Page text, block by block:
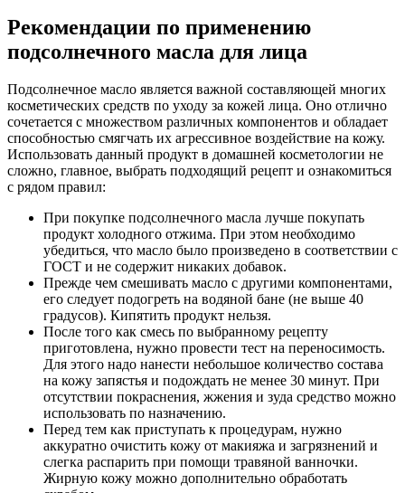
Рекомендации по применению
подсолнечного масла для лица
Подсолнечное масло является важной составляющей многих
косметических средств по уходу за кожей лица. Оно отлично
сочетается с множеством различных компонентов и обладает
способностью смягчать их агрессивное воздействие на кожу.
Использовать данный продукт в домашней косметологии не
сложно, главное, выбрать подходящий рецепт и ознакомиться
с рядом правил:
При покупке подсолнечного масла лучше покупать
продукт холодного отжима. При этом необходимо
убедиться, что масло было произведено в соответствии с
ГОСТ и не содержит никаких добавок.
Прежде чем смешивать масло с другими компонентами,
его следует подогреть на водяной бане (не выше 40
градусов). Кипятить продукт нельзя.
После того как смесь по выбранному рецепту
приготовлена, нужно провести тест на переносимость.
Для этого надо нанести небольшое количество состава
на кожу запястья и подождать не менее 30 минут. При
отсутствии покраснения, жжения и зуда средство можно
использовать по назначению.
Перед тем как приступать к процедурам, нужно
аккуратно очистить кожу от макияжа и загрязнений и
слегка распарить при помощи травяной ванночки.
Жирную кожу можно дополнительно обработать